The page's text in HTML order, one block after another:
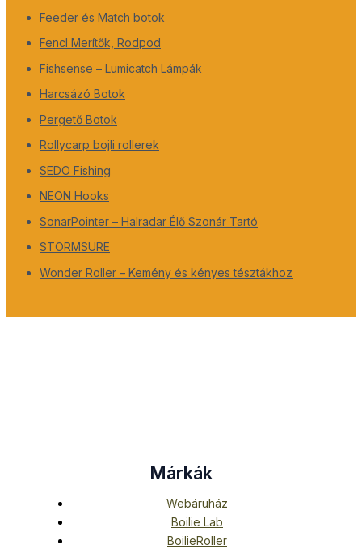
Feeder és Match botok
Fencl Merítők, Rodpod
Fishsense – Lumicatch Lámpák
Harcsázó Botok
Pergető Botok
Rollycarp bojli rollerek
SEDO Fishing
NEON Hooks
SonarPointer – Halradar Élő Szonár Tartó
STORMSURE
Wonder Roller – Kemény és kényes tésztákhoz
Márkák
Webáruház
Boilie Lab
BoilieRoller